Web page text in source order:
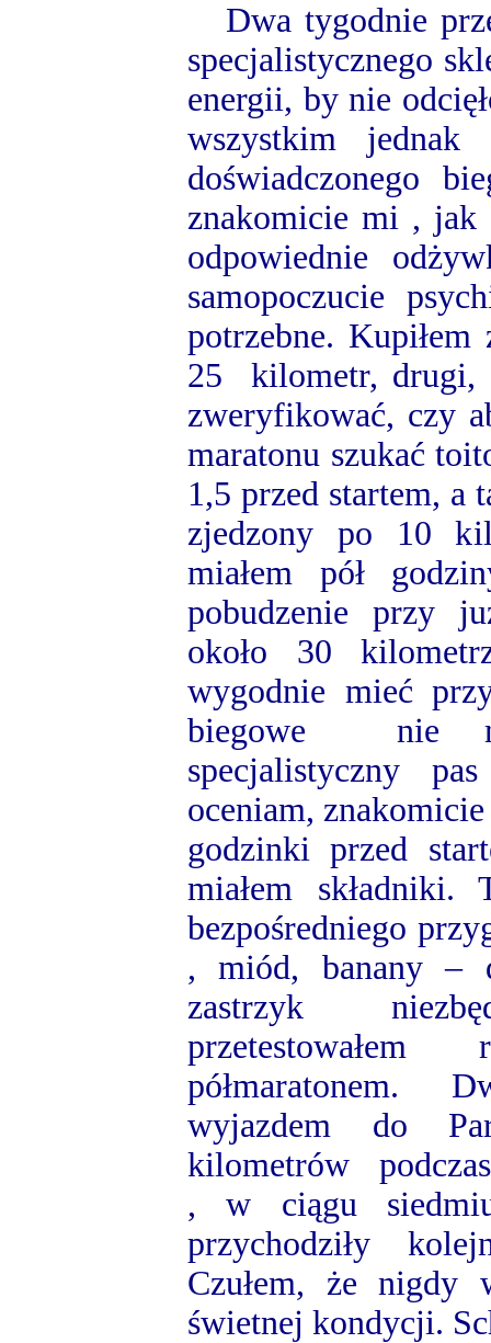
Dwa tygodnie
specjalistycznego
energii, by nie
wszystkim jednak
doświadczonego
znakomicie mi , jak
odpowiednie
samopoczucie
potrzebne. Kupiłem
25 kilometr, drugi,
zweryfikować, czy
maratonu szukać
1,5 przed startem, a
zjedzony po 10
miałem pół
pobudzenie przy
około 30
wygodnie mieć
biegowe nie
specjalistyczny
oceniam,
godzinki przed
miałem składniki.
bezpośredniego
, miód, banany –
zastrzyk
półmaratonem.
wyjazdem do
kilometrów
, w ciągu
przychodziły
Czułem, że
świetnej kondycji.